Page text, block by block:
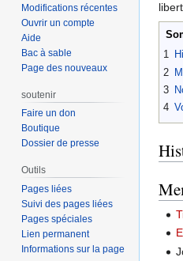
1
2
3
4
Modifications récentes
Ouvrir un compte
Aide
Bac à sable
Page des nouveaux
soutenir
Faire un don
Boutique
Dossier de presse
Outils
Pages liées
Suivi des pages liées
Pages spéciales
Lien permanent
Informations sur la page